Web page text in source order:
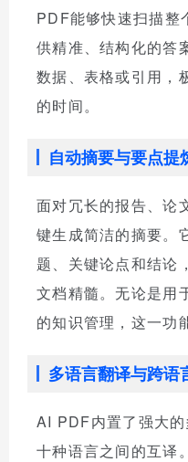
PDF能够快速扫描整
供精准、结构化的答
数据、表格或引用，
的时间。
自动摘要与要点提
面对冗长的报告、论
键生成简洁的摘要。
题、关键论点和结论
文档精髓。无论是用
的知识管理，这一功
多语言翻译与跨语
AI PDF内置了强大
十种语言之间的互译